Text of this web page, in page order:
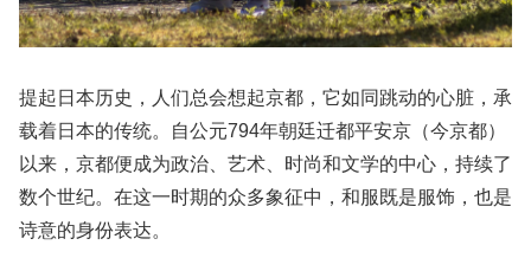
提起日本历史，人们总会想起京都，它如同跳动的心脏，承
载着日本的传统。自公元794年朝廷迁都平安京（今京都）
以来，京都便成为政治、艺术、时尚和文学的中心，持续了
数个世纪。在这一时期的众多象征中，和服既是服饰，也是
诗意的身份表达。